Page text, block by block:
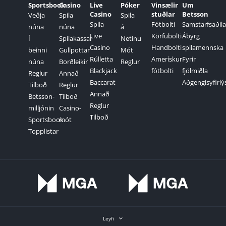
Sportsbook
Veðja
núna
Í
beinni
núna
Reglur
Tilboð
Betsson-
milljónin
Sportsbook
Topplistar
Casino
Spila
núna
Spilakassar
Gullpottar
Borðleikir
Annað
Reglur
Tilboð
Casino-
mót
Live
Casino
Spila
Live
Casino
Rúlletta
Blackjack
Baccarat
Annað
Reglur
Tilboð
Póker
Spila
á
Netinu
Mót
Reglur
Vinsælir
stuðlar
Fótbolti
Körfubolti
Handbolti
Amerískur
fótbolti
Um
Betsson
Ábyrg
spilamennska
Fyrir
fjölmiðla
Leyfi